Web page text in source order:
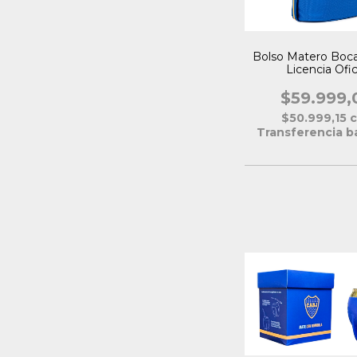
Bolso Matero
Licencia
$50.999,15
Transferencia